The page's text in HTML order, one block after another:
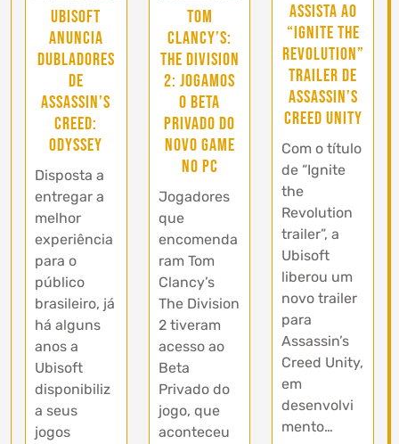
Ubisoft
anuncia
dubladores
de
Assassin’s
Creed:
Odyssey
Disposta a
entregar a
melhor
experiência
para o
público
brasileiro, já
há alguns
anos a
Ubisoft
disponibiliz
a seus
jogos
Tom
Clancy’s:
The Division
2: Jogamos
o Beta
privado do
novo game
no PC
Jogadores
que
encomenda
ram Tom
Clancy’s
The Division
2 tiveram
acesso ao
Beta
Privado do
jogo, que
aconteceu
Assista ao
“Ignite the
Revolution”
trailer de
Assassin’s
Creed Unity
Com o título
de “Ignite
the
Revolution
trailer”, a
Ubisoft
liberou um
novo trailer
para
Assassin’s
Creed Unity,
em
desenvolvi
mento…